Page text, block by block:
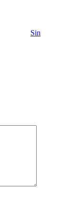
Sin